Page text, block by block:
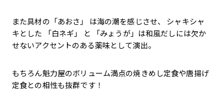
また具材の「あおさ」 は海の潮を感じさせ、 シャキシャ
キとした 「白ネギ」 と 「みょうが」は和風だしには欠か
せないアクセントのある薬味として演出。
もちろん魁力屋のボリューム満点の焼きめし定食や唐揚げ
定食との相性も抜群です！